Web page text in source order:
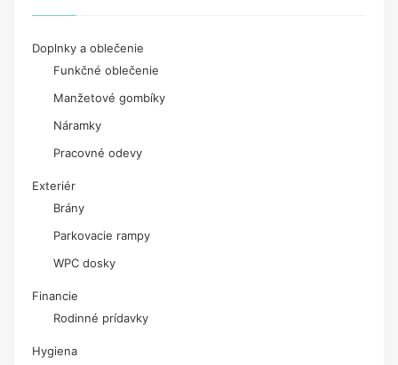
Doplnky a oblečenie
Funkčné oblečenie
Manžetové gombíky
Náramky
Pracovné odevy
Exteriér
Brány
Parkovacie rampy
WPC dosky
Financie
Rodinné prídavky
Hygiena